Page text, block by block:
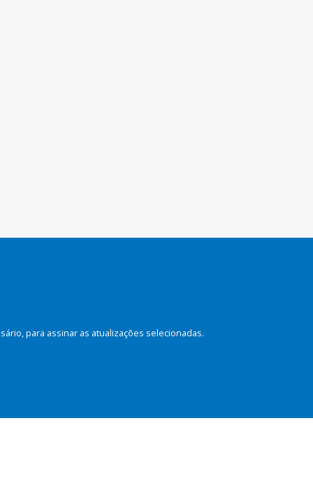
para assinar as atualizações selecionadas.